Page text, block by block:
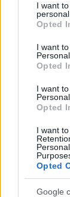
not limited
grant or
use your
consent
I want
personal
Opted
I want
Opted
I want
Opted
I want
Opted
Google
ÉLETMÓD
SPÓROLÁS